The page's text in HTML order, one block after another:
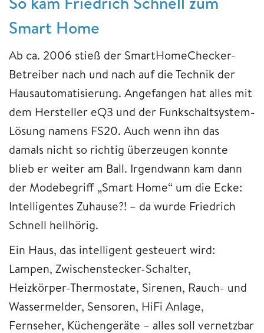
Smart Home
Ab ca. 2006 stieß der SmartHomeChecker-
Betreiber nach und nach auf die Technik der
Hausautomatisierung. Angefangen hat alles mit
dem Hersteller eQ3 und der Funkschaltsystem-
Lösung namens FS20. Auch wenn ihn das
damals nicht so richtig überzeugen konnte
blieb er weiter am Ball. Irgendwann kam dann
der Modebegriff „Smart Home“ um die Ecke:
Intelligentes Zuhause?! – da wurde Friedrich
Schnell hellhörig.
Ein Haus, das intelligent gesteuert wird:
Lampen, Zwischenstecker-Schalter,
Heizkörper-Thermostate, Sirenen, Rauch- und
Wassermelder, Sensoren, HiFi Anlage,
Fernseher, Küchengeräte – alles soll vernetzbar